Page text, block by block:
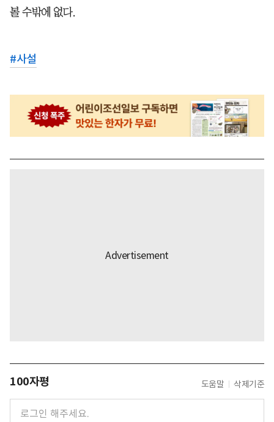
볼 수밖에 없다.
#사설
100자평 도움말 삭제기준